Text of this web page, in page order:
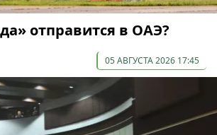
отправится в ОАЭ?
05 АВГУСТА 2026 17:45